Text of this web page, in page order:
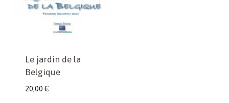
Le jardin de la
Belgique
20,00 €